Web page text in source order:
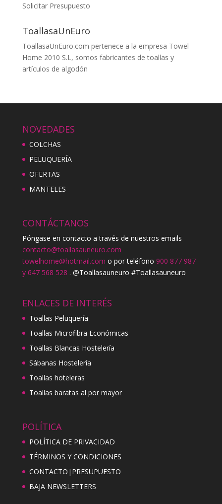
Solicitar Presupuesto
ToallasaUnEuro
ToallasaUnEuro.com pertenece a la empresa Towel
Home 2010 S.L, somos fabricantes de toallas y
artículos de algodón
NOVEDADES
COLCHAS
PELUQUERÍA
OFERTAS
MANTELES
CONTÁCTANOS
Póngase en contacto a través de nuestros emails
contacto@toallasauneuro.com
towelhome@hotmail.com o por teléfono 900 877 987
y 647 568 528 . @Toallasauneuro #Toallasauneuro
ENLACES DE INTERÉS
Toallas Peluquería
Toallas Microfibra Económicas
Toallas Blancas Hostelería
Sábanas Hostelería
Toallas hoteleras
Toallas baratas al por mayor
POLÍTICA
POLÍTICA DE PRIVACIDAD
TÉRMINOS Y CONDICIONES
CONTACTO|PRESUPUESTO
BAJA NEWSLETTERS